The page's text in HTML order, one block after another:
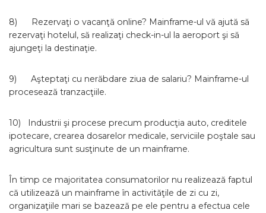
8) Rezervaţi o vacanţă online? Mainframe-ul vă ajută să
rezervaţi hotelul, să realizaţi check-in-ul la aeroport şi să
ajungeţi la destinaţie.
9) Aşteptaţi cu nerăbdare ziua de salariu? Mainframe-ul
procesează tranzacţiile.
10) Industrii şi procese precum producţia auto, creditele
ipotecare, crearea dosarelor medicale, serviciile poştale sau
agricultura sunt susţinute de un mainframe.
În timp ce majoritatea consumatorilor nu realizează faptul
că utilizează un mainframe în activităţile de zi cu zi,
organizaţiile mari se bazează pe ele pentru a efectua cele